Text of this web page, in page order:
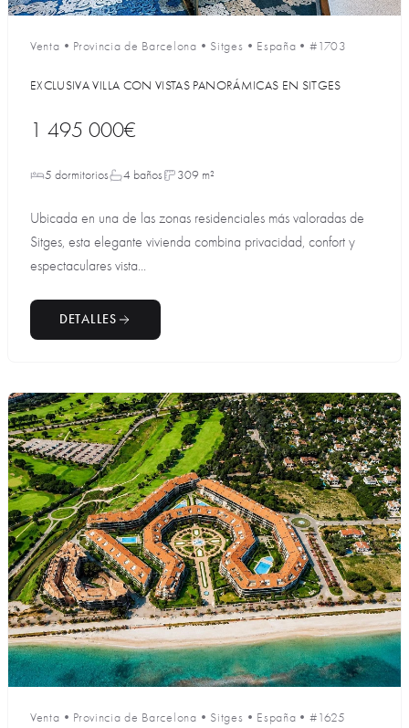
Venta • Provincia de Barcelona • Sitges • España •#1703
EXCLUSIVA VILLA CON VISTAS PANORÁMICAS EN SITGES
1 495 000€
5 dormitorios 4 baños 309 m²
Ubicada en una de las zonas residenciales más valoradas de
Sitges, esta elegante vivienda combina privacidad, confort y
espectaculares vista...
DETALLES
Venta • Provincia de Barcelona • Sitges • España •#1625